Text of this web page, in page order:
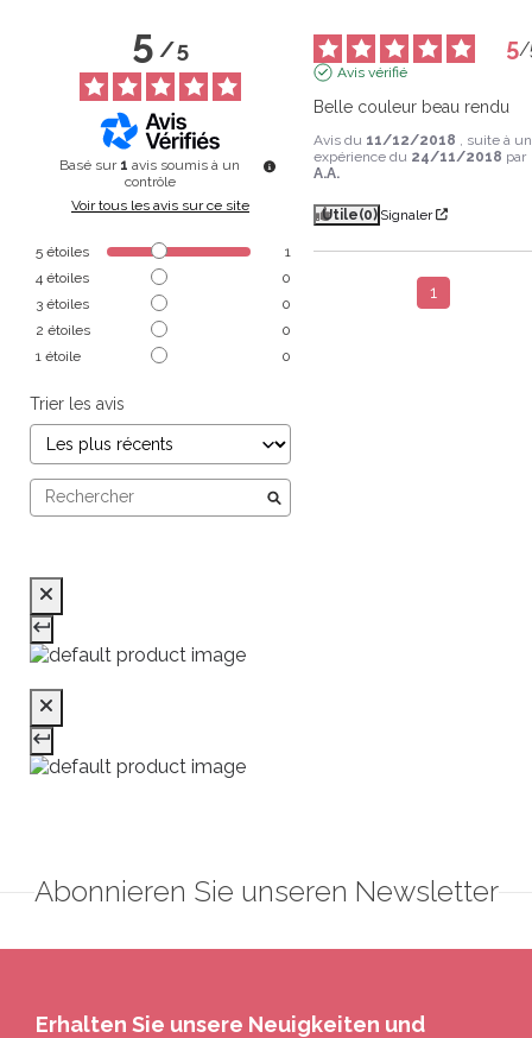
5/5
Basé sur 1 avis soumis à un
contrôle
Voir tous les avis sur ce site
5 étoiles
1
4 étoiles
0
3 étoiles
0
2 étoiles
0
1 étoile 0
Trier les avis
5/
Avis vérifié
Belle couleur beau rendu
Avis du 11/12/2018 , suite à
expérience du 24/11/2018 par
A.A.
Utile(0) Signaler
1
Abonnieren Sie unseren Newsletter
Erhalten Sie unsere Neuigkeiten und